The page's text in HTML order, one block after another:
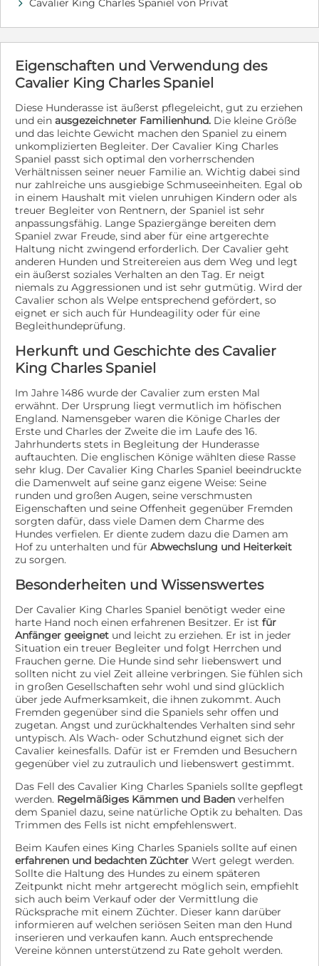
Hessen.de
d Cavalier King Charles Spaniel von Privat
Eigenschaften und Verwendung des
Cavalier King Charles Spaniel
Diese Hunderasse ist äußerst pflegeleicht, gut zu erziehen
und ein ausgezeichneter Familienhund. Die kleine Größe
und das leichte Gewicht machen den Spaniel zu einem
unkomplizierten Begleiter. Der Cavalier King Charles
Spaniel passt sich optimal den vorherrschenden
Verhältnissen seiner neuer Familie an. Wichtig dabei sind
nur zahlreiche uns ausgiebige Schmuseeinheiten. Egal ob
in einem Haushalt mit vielen unruhigen Kindern oder als
treuer Begleiter von Rentnern, der Spaniel ist sehr
anpassungsfähig. Lange Spaziergänge bereiten dem
Spaniel zwar Freude, sind aber für eine artgerechte
Haltung nicht zwingend erforderlich. Der Cavalier geht
anderen Hunden und Streitereien aus dem Weg und legt
ein äußerst soziales Verhalten an den Tag. Er neigt
niemals zu Aggressionen und ist sehr gutmütig. Wird der
Cavalier schon als Welpe entsprechend gefördert, so
eignet er sich auch für Hundeagility oder für eine
Begleithundeprüfung.
Herkunft und Geschichte des Cavalier
King Charles Spaniel
Im Jahre 1486 wurde der Cavalier zum ersten Mal
erwähnt. Der Ursprung liegt vermutlich im höfischen
England. Namensgeber waren die Könige Charles der
Erste und Charles der Zweite die im Laufe des 16.
Jahrhunderts stets in Begleitung der Hunderasse
auftauchten. Die englischen Könige wählten diese Rasse
sehr klug. Der Cavalier King Charles Spaniel beeindruckte
die Damenwelt auf seine ganz eigene Weise: Seine
runden und großen Augen, seine verschmusten
Eigenschaften und seine Offenheit gegenüber Fremden
sorgten dafür, dass viele Damen dem Charme des
Hundes verfielen. Er diente zudem dazu die Damen am
Hof zu unterhalten und für Abwechslung und Heiterkeit
zu sorgen.
Besonderheiten und Wissenswertes
Der Cavalier King Charles Spaniel benötigt weder eine
harte Hand noch einen erfahrenen Besitzer. Er ist für
Anfänger geeignet und leicht zu erziehen. Er ist in jeder
Situation ein treuer Begleiter und folgt Herrchen und
Frauchen gerne. Die Hunde sind sehr liebenswert und
sollten nicht zu viel Zeit alleine verbringen. Sie fühlen sich
in großen Gesellschaften sehr wohl und sind glücklich
über jede Aufmerksamkeit, die ihnen zukommt. Auch
Fremden gegenüber sind die Spaniels sehr offen und
zugetan. Angst und zurückhaltendes Verhalten sind sehr
untypisch. Als Wach- oder Schutzhund eignet sich der
Cavalier keinesfalls. Dafür ist er Fremden und Besuchern
gegenüber viel zu zutraulich und liebenswert gestimmt.
Das Fell des Cavalier King Charles Spaniels sollte gepflegt
werden. Regelmäßiges Kämmen und Baden verhelfen
dem Spaniel dazu, seine natürliche Optik zu behalten. Das
Trimmen des Fells ist nicht empfehlenswert.
Beim Kaufen eines King Charles Spaniels sollte auf einen
erfahrenen und bedachten Züchter Wert gelegt werden.
Sollte die Haltung des Hundes zu einem späteren
Zeitpunkt nicht mehr artgerecht möglich sein, empfiehlt
sich auch beim Verkauf oder der Vermittlung die
Rücksprache mit einem Züchter. Dieser kann darüber
informieren auf welchen seriösen Seiten man den Hund
inserieren und verkaufen kann. Auch entsprechende
Vereine können unterstützend zu Rate geholt werden.